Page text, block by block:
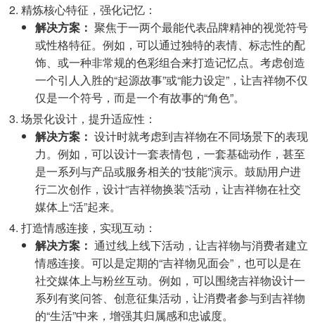
精炼核心特征，强化记忆：
解决方案： 聚焦于一两个最能代表品牌精神的视觉符号
或性格特征。例如，可以通过独特的表情、标志性的配
饰、或一种非常规的色彩组合来打造记忆点。考虑创造
一个引人入胜的“起源故事”或“能力设定”，让吉祥物不仅
仅是一个符号，而是一个有故事的“角色”。
场景化设计，提升适应性：
解决方案： 设计时就考虑到吉祥物在不同场景下的表现
力。例如，可以设计一套表情包，一套基础动作，甚至
是一系列与产品或服务相关的“技能”演示。鼓励用户进
行二次创作，设计“吉祥物换装”活动，让吉祥物在社交
媒体上“活”起来。
打造情感连接，实现互动：
解决方案： 通过线上线下活动，让吉祥物与消费者建立
情感连接。可以是定期的“吉祥物见面会”，也可以是在
社交媒体上与粉丝互动。例如，可以围绕吉祥物设计一
系列有奖问答、创意征集活动，让消费者参与到吉祥物
的“生活”中来，增强其归属感和忠诚度。